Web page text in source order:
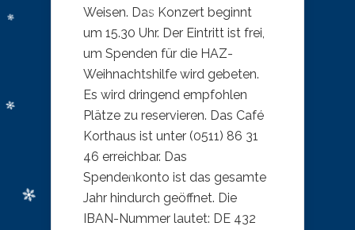
Weisen. Das Konzert beginnt
um 15.30 Uhr. Der Eintritt ist frei,
um Spenden für die HAZ-
Weihnachtshilfe wird gebeten.
Es wird dringend empfohlen
Plätze zu reservieren. Das Café
Korthaus ist unter (0511) 86 31
46 erreichbar. Das
Spendenkonto ist das gesamte
Jahr hindurch geöffnet. Die
IBAN-Nummer lautet: DE 432